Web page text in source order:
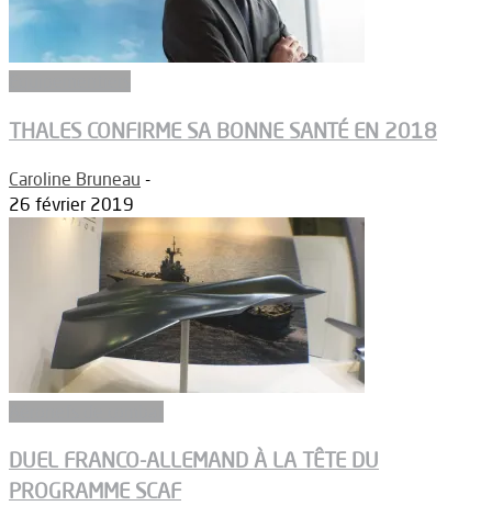
THALES CONFIRME SA BONNE SANTÉ EN 2018
Caroline Bruneau -
26 février 2019
DUEL FRANCO-ALLEMAND À LA TÊTE DU
PROGRAMME SCAF